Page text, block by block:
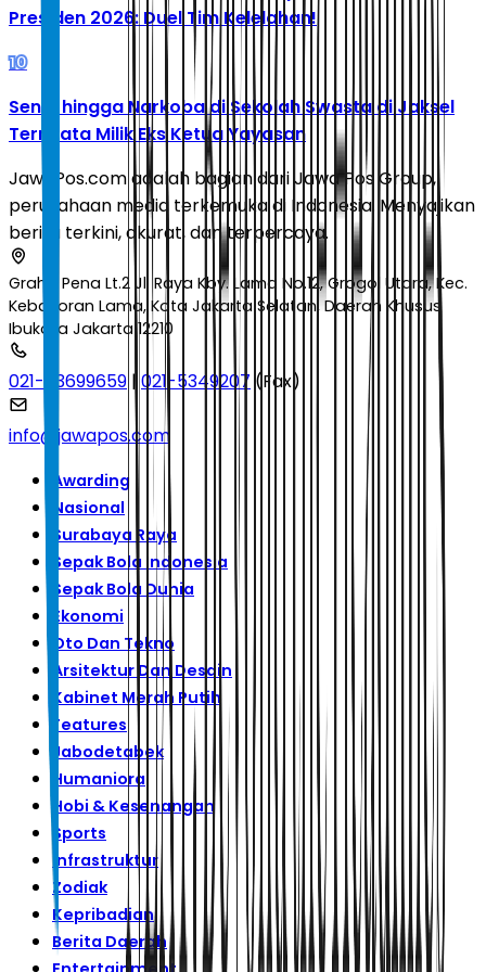
Presiden 2026: Duel Tim Kelelahan!
10
Senpi hingga Narkoba di Sekolah Swasta di Jaksel
Ternyata Milik Eks Ketua Yayasan
JawaPos.com adalah bagian dari Jawa Pos Group,
perusahaan media terkemuka di Indonesia. Menyajikan
berita terkini, akurat, dan terpercaya.
Graha Pena Lt.2 Jl. Raya Kby. Lama No.12, Grogol Utara, Kec.
Kebayoran Lama, Kota Jakarta Selatan, Daerah Khusus
Ibukota Jakarta 12210
021-53699659 | 021-5349207 (Fax)
info@jawapos.com
Awarding
Nasional
Surabaya Raya
Sepak Bola Indonesia
Sepak Bola Dunia
Ekonomi
Oto Dan Tekno
Arsitektur Dan Desain
Kabinet Merah Putih
Features
Jabodetabek
Humaniora
Hobi & Kesenangan
Sports
Infrastruktur
Zodiak
Kepribadian
Berita Daerah